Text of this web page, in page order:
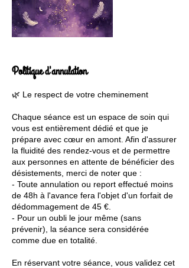
Politique d'annulation
🌿 Le respect de votre cheminement
Chaque séance est un espace de soin qui
vous est entièrement dédié et que je
prépare avec cœur en amont. Afin d'assurer
la fluidité des rendez-vous et de permettre
aux personnes en attente de bénéficier des
désistements, merci de noter que :
- Toute annulation ou report effectué moins
de 48h à l'avance fera l'objet d'un forfait de
dédommagement de 45 €.
- Pour un oubli le jour même (sans
prévenir), la séance sera considérée
comme due en totalité.
En réservant votre séance, vous validez cet